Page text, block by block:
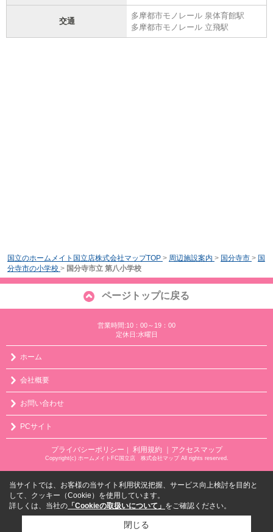
交通
多摩都市モノレール 泉体育館駅
多摩都市モノレール 立飛駅
国立のホームメイト国立店株式会社マップTOP > 周辺施設案内 > 国分寺市 > 国
分寺市の小学校 > 国分寺市立 第八小学校
ページトップに戻る
営業時間:10：00～19：00
定休日:水曜日
ホーム
会社概要
お問い合わせ
PCサイト
プライバシーポリシー ｜ 利用規約 ｜アクセスマップ
Copyright(c) ホームメイトFC国立店 株式会社マップ All rights reserved.
当サイトでは、お客様の当サイト利用状況把握、サービス向上検討を目的と
して、クッキー（Cookie）を使用しています。
詳しくは、当社の 「Cookieの取扱いについて」 をご確認ください。
閉じる